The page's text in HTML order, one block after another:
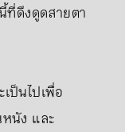
ที่ดึงดูดสายตา
ป็นไปเพื่อ
นัง และ